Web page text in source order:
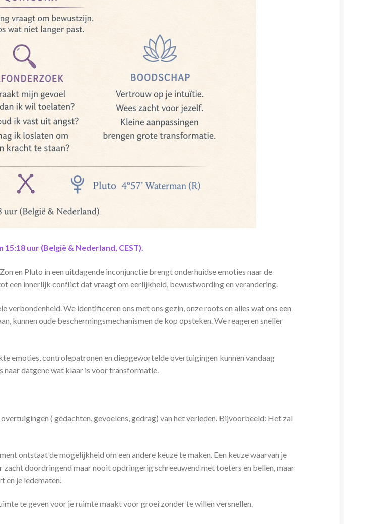
uur (België & Nederland, CEST).
en Pluto in een uitdagende inconjunctie brengt onderhuidse emoties naar de
een innerlijk conflict dat vraagt om eerlijkheid, bewustwording en verandering.
We identificeren ons met ons gezin, onze roots en alles wat ons een
kunnen oude beschermingsmechanismen de kop opsteken. We reageren sneller
emoties, controlepatronen en diepgewortelde overtuigingen kunnen vandaag
datgene wat klaar is voor transformatie.
( gedachten, gevoelens, gedrag) van het verleden. Bijvoorbeeld: Het zal
ontstaat de mogelijkheid om een andere keuze te maken. Een keuze waarvan je
zacht doordringend maar nooit opdringerig schreeuwend met toeters en bellen, maar
en je ledematen.
te geven voor je ruimte maakt voor groei zonder te willen versnellen.